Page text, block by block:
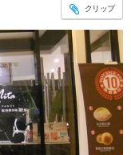
クリップ